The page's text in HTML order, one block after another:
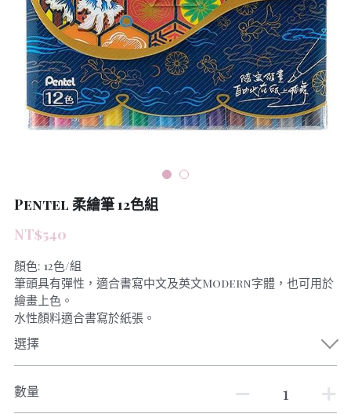
Pentel 柔繪筆 12色組
NT$540
顏色: 12色/組
筆頭具有彈性，適合書寫中文及英文Modern字體，也可用於
繪畫上色。
水性顏料適合書寫於紙張。
選擇
數量